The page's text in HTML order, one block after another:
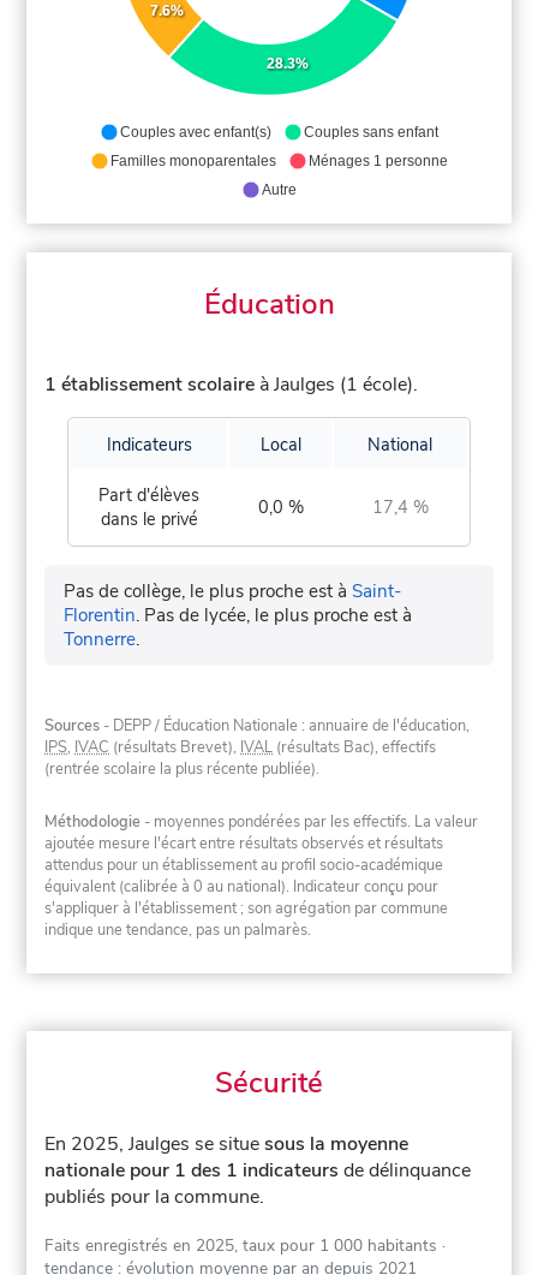
28.3%
7.6%
Couples avec enfant(s)
Couples sans enfant
Familles monoparentales
Ménages 1 personne
Autre
Éducation
1 établissement scolaire à Jaulges (1 école).
Indicateurs Local National
Part d'élèves
dans le privé
0,0 % 17,4 %
Pas de collège, le plus proche est àSaint-
Florentin. Pas de lycée, le plus proche est à
Tonnerre.
Sources - DEPP / Éducation Nationale : annuaire de l'éducation,
IPS, IVAC (résultats Brevet), IVAL (résultats Bac), effectifs
(rentrée scolaire la plus récente publiée).
Méthodologie - moyennes pondérées par les effectifs. La valeur
ajoutée mesure l'écart entre résultats observés et résultats
attendus pour un établissement au profil socio-académique
équivalent (calibrée à 0 au national). Indicateur conçu pour
s'appliquer à l'établissement ; son agrégation par commune
indique une tendance, pas un palmarès.
Sécurité
En 2025, Jaulges se situesous la moyenne
nationale pour 1 des 1 indicateurs de délinquance
publiés pour la commune.
Faits enregistrés en 2025, taux pour 1 000 habitants ·
tendance : évolution moyenne par an depuis 2021